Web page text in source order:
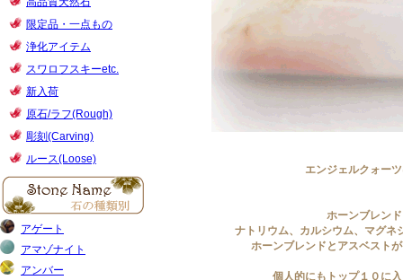
エンジェルクォー
ホーンブレン
ナトリウム、カルシウム、マグネ
ホーンブレンドとアスベスト
個人的にもトップ１０に